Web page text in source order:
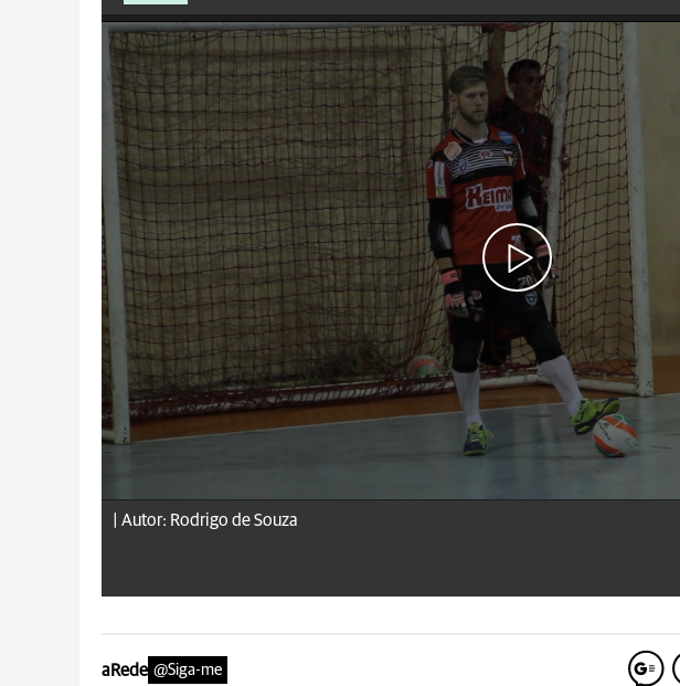
Autor: Rodrigo de Souza
aRede @Siga-me